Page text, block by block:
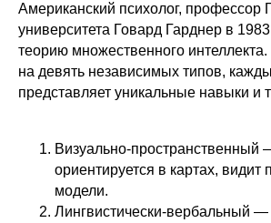
Американский психолог, профессор
университета Говард Гарднер в
теорию множественного
на девять независимых типов,
представляет уникальные навыки и
Визуально-пространственный
ориентируется в картах, видит
модели.
Лингвистически-вербальный